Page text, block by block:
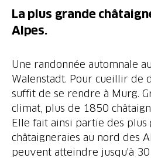
La plus grande
Alpes.
Une randonnée automnale
Walenstadt. Pour cueillir de
suffit de se rendre à Murg.
climat, plus de 1850
Elle fait ainsi partie des plus
châtaigneraies au nord des
peuvent atteindre jusqu'à